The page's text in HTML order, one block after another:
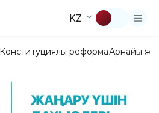
KZ
Конституциялық реформаАрнайы